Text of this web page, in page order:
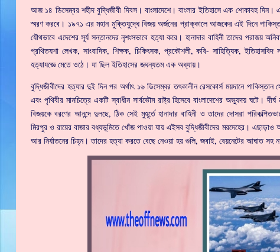
আজ ১৪ ডিসেম্বর শহীদ বুদ্ধিজীবী দিবস। বাংলাদেশে। বাংলার ইতিহাসে এক শোকাবহ
স্মরণ করবে। ১৯৭১ এর মহান মুক্তিযুদ্ধে বিজয় অর্জনের প্রাক্কালে আজকের এই দিনে
যৌথভাবে এদেশের সূর্য সন্তানদের নৃশংসভাবে হত্যা করে। হানাদার বাহিনী তাদের পরাজয়
প্রথিতযশা লেখক, সাংবাদিক, শিক্ষক, চিকিৎসক, প্রকৌশলী, কবি- সাহিত্যিক, ইতিহাসবিদ
হত্যাযজ্ঞে মেতে ওঠে। যা ছিল ইতিহাসের জঘন্যতম এক অধ্যায়।
বুদ্ধিজীবীদের হত্যার দুই দিন পর অর্থাৎ ১৬ ডিসেম্বর তৎকালীন রেসকোর্স ময়দানে পাকিস্তান
এবং পৃথিবীর মানচিত্রে একটি স্বাধীন সার্বভৌম রাষ্ট্র হিসেবে বাংলাদেশের অভ্যুদয় ঘটে।
বিজয়কে বরণের আনন্দে দুলছে, ঠিক সেই মুহূর্তে হানাদার বাহিনী ও তাদের দোসরা
মিরপুর ও রায়ের বাজার বধ্যভূমিতে খোঁজ পাওয়া যায় এইসব বুদ্ধিজীবীদের মরদেহের।
আর নির্যাতনের চিহ্ন। তাদের হত্যা করতে বেছে নেওয়া হয় গুলি, জবাই, বেয়নেটের আঘাত